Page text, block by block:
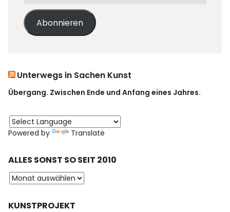
Abonnieren
Unterwegs in Sachen Kunst
Übergang. Zwischen Ende und Anfang eines Jahres.
Powered by Translate
ALLES SONST SO SEIT 2010
KUNSTPROJEKT